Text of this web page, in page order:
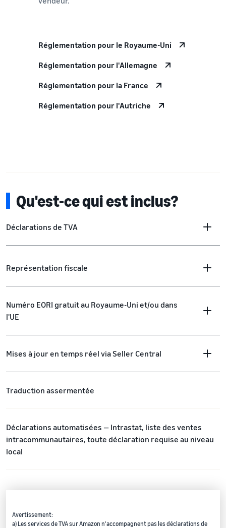
Réglementation pour le Royaume-Uni
Réglementation pour l'Allemagne
Réglementation pour la France
Réglementation pour l'Autriche
Qu'est-ce qui est inclus?
Déclarations de TVA
Représentation fiscale
Numéro EORI gratuit au Royaume-Uni et/ou dans
l'UE
Mises à jour en temps réel via Seller Central
Traduction assermentée
Déclarations automatisées — Intrastat, liste des ventes
intracommunautaires, toute déclaration requise au niveau
local
Avertissement:
a) Les services de TVA sur Amazon n'accompagnent pas les déclarations de